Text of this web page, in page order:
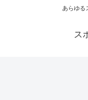
あらゆる
ス